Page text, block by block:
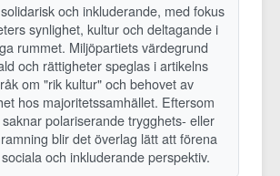
och inkluderande, med fokus
synlighet, kultur och deltagande i
rummet. Miljöpartiets värdegrund
och rättigheter speglas i artikelns
om "rik kultur" och behovet av
hos majoritetssamhället. Eftersom
polariserande trygghets- eller
blir det överlag lätt att förena
och inkluderande perspektiv.